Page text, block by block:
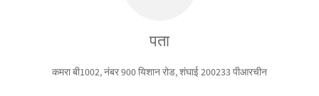
पता
कमरा बी1002, नंबर 900 यिशान रोड, शंघाई 200233 पीआरचीन